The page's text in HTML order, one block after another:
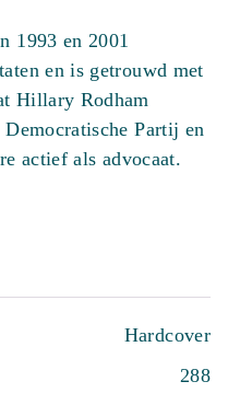
1993 en 2001
en is getrouwd met
Hillary Rodham
Partij en
actief als advocaat.
Hardcover
288